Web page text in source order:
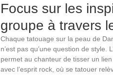
Focus sur les
groupe à travers
Chaque tatouage sur la peau de
n’est pas qu’une question de style.
permet au chanteur de tisser un
avec l’esprit rock, où se tatouer